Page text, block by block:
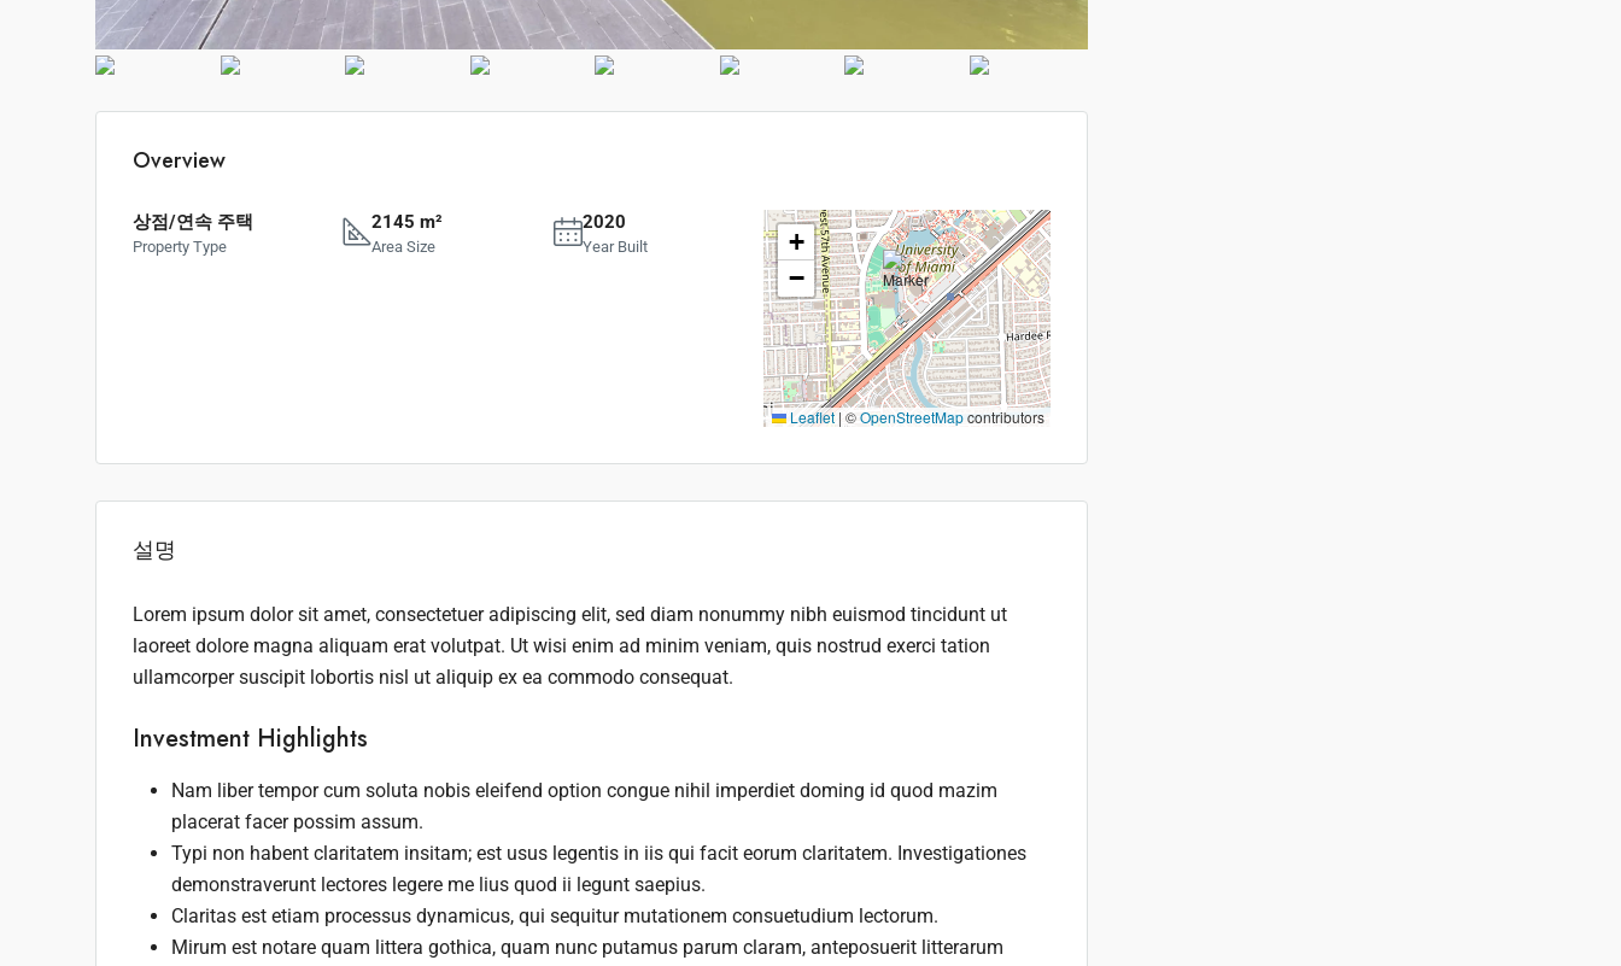
Overview
상점/연속 주택
Property Type
2145 m²
Area Size
2020
Year Built
+
−
Leaflet| ©OpenStreetMapcontributors
설명
Lorem ipsum dolor sit amet, consectetuer adipiscing elit, sed diam nonummy nibh euismod tincidunt ut
laoreet dolore magna aliquam erat volutpat. Ut wisi enim ad minim veniam, quis nostrud exerci tation
ullamcorper suscipit lobortis nisl ut aliquip ex ea commodo consequat.
Investment Highlights
Nam liber tempor cum soluta nobis eleifend option congue nihil imperdiet doming id quod mazim
placerat facer possim assum.
Typi non habent claritatem insitam; est usus legentis in iis qui facit eorum claritatem. Investigationes
demonstraverunt lectores legere me lius quod ii legunt saepius.
Claritas est etiam processus dynamicus, qui sequitur mutationem consuetudium lectorum.
Mirum est notare quam littera gothica, quam nunc putamus parum claram, anteposuerit litterarum